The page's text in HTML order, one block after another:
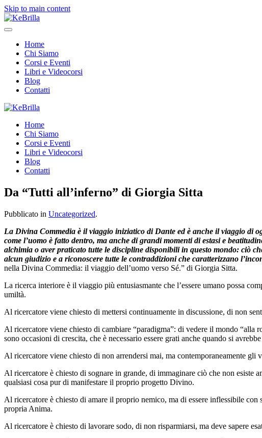
Skip to main content
Home
Chi Siamo
Corsi e Eventi
Libri e Videocorsi
Blog
Contatti
Home
Chi Siamo
Corsi e Eventi
Libri e Videocorsi
Blog
Contatti
Da “Tutti all’inferno” di Giorgia Sitta
Pubblicato in Uncategorized.
La Divina Commedia è il viaggio iniziatico di Dante ed è anche il viaggio di
come l’uomo è fatto dentro, ma anche di grandi momenti di estasi e
alchimia o aver praticato tutte le discipline disponibili in questo mondo: ciò
alcun giudizio e a riconoscere tutte le contraddizioni che caratterizzano
nella Divina Commedia: il viaggio dell’uomo verso Sé.” di Giorgia Sitta.
La ricerca interiore è il viaggio più entusiasmante che l’essere umano possa
umiltà.
Al ricercatore viene chiesto di mettersi continuamente in discussione, di non
Al ricercatore viene chiesto di cambiare “paradigma”: di vedere il mondo “alla
sono occasioni di crescita, che è necessario essere grati anche quando si
Al ricercatore viene chiesto di non arrendersi mai, ma contemporaneamente gli
Al ricercatore è chiesto di sognare in grande, di immaginare ciò che non esiste
qualsiasi cosa pur di manifestare il proprio progetto Divino.
Al ricercatore è chiesto di amare il proprio nemico, ma di essere inflessibile
propria Anima.
Al ricercatore è chiesto di lavorare sodo, di non risparmiarsi, ma deve sapere